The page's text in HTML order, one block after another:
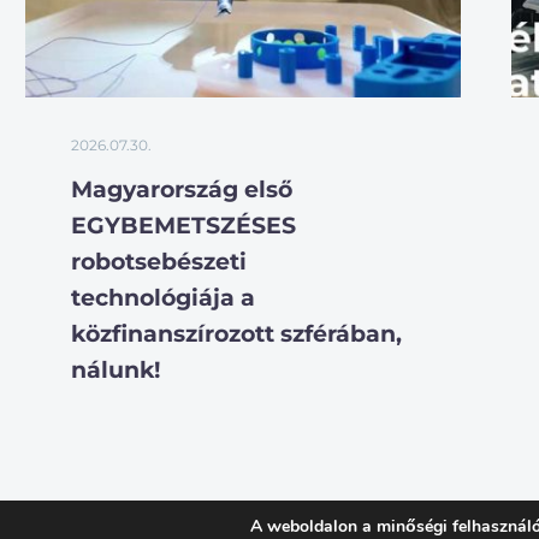
2026.07.30.
Magyarország első
EGYBEMETSZÉSES
robotsebészeti
technológiája a
közfinanszírozott szférában,
nálunk!
A weboldalon a minőségi